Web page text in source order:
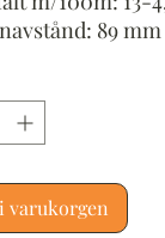
89 mm
31,5 cm
Ø 1 tum
på 100
höjd
varukorgen